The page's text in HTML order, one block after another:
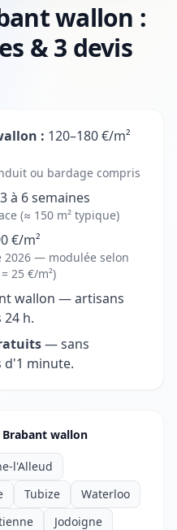
wallon :
& 3 devis
: 120–180 €/m²
ou bardage compris
3 à 6 semaines
(≈ 150 m² typique)
€/m²
2026 — modulée selon
25 €/m²)
wallon — artisans
24 h.
— sans
d'1 minute.
Brabant wallon
l'Alleud
Tubize
Waterloo
Jodoigne